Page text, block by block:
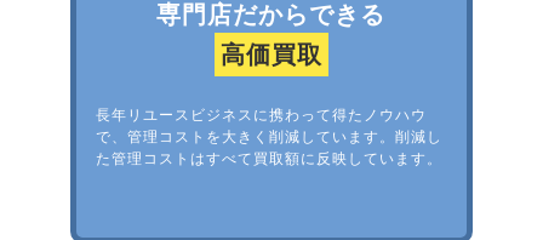
専門店だからできる
高価買取
長年リユースビジネスに携わって得たノウハウ
で、管理コストを大きく削減しています。削減し
た管理コストはすべて買取額に反映しています。